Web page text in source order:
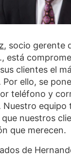
, socio gerente
está
clientes el
ello, se
teléfono y
Nuestro equipo
nuestros
que merecen.
de